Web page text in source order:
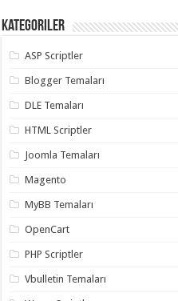
Kategoriler
ASP Scriptler
Blogger Temaları
DLE Temaları
HTML Scriptler
Joomla Temaları
Magento
MyBB Temaları
OpenCart
PHP Scriptler
Vbulletin Temaları